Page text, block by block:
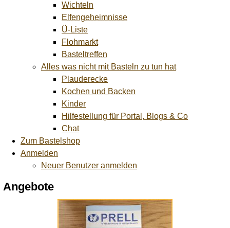
Wichteln
Elfengeheimnisse
Ü-Liste
Flohmarkt
Basteltreffen
Alles was nicht mit Basteln zu tun hat
Plauderecke
Kochen und Backen
Kinder
Hilfestellung für Portal, Blogs & Co
Chat
Zum Bastelshop
Anmelden
Neuer Benutzer anmelden
Angebote